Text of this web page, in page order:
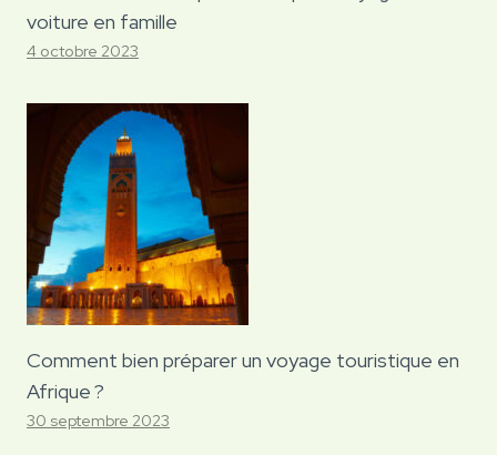
voiture en famille
4 octobre 2023
Comment bien préparer un voyage touristique en
Afrique ?
30 septembre 2023